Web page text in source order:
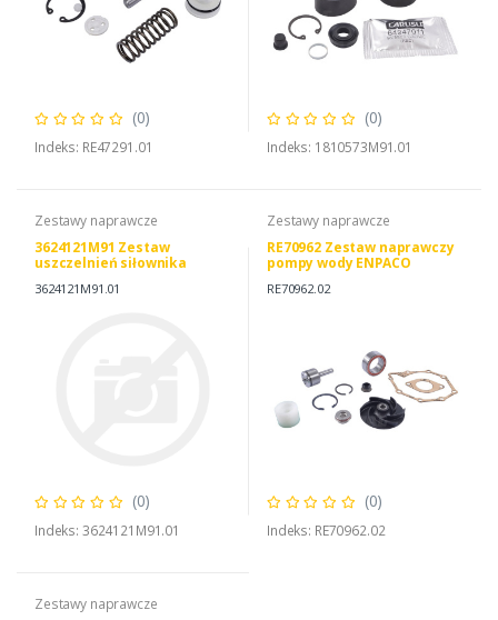
(0)
Indeks: RE47291.01
(0)
Indeks: 1810573M91.01
Zestawy naprawcze
3624121M91 Zestaw
uszczelnień siłownika
FERGUSON 3624121M91
3624121M91.01
(0)
Indeks: 3624121M91.01
Zestawy naprawcze
RE70962 Zestaw naprawczy
pompy wody ENPACO
RE70962.02
(0)
Indeks: RE70962.02
Zestawy naprawcze